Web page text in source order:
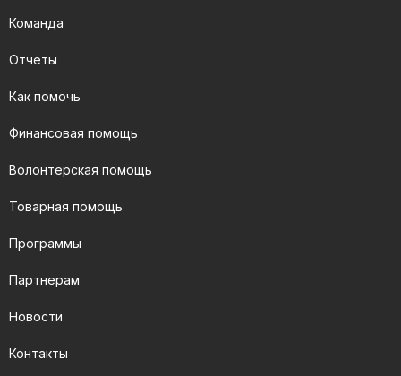
Команда
Отчеты
Как помочь
Финансовая помощь
Волонтерская помощь
Товарная помощь
Программы
Партнерам
Новости
Контакты